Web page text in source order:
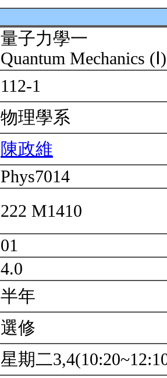
量子力學一
Quantum Mechanics
112-1
物理學系
陳政維
Phys7014
222 M1410
01
4.0
半年
選修
星期二